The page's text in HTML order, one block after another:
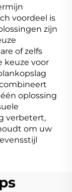
voordeel is
zijn
of zelfs
keuze voor
oplossing
verbetert,
om uw